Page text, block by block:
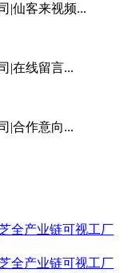
|仙客来视频...
|在线留言...
|合作意向...